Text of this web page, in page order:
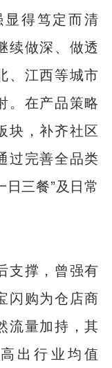
得笃定而清
续做深、做透
、江西等城市
。在产品策略
块，补齐社区
过完善全品类
三餐”及日常
支撑，曾强有
闪购为仓店商
流量加持，其
出行业均值